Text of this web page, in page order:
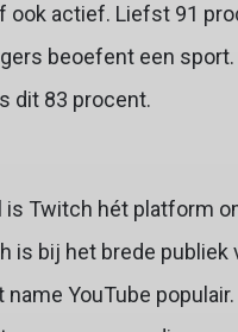
ook actief. Liefst 91
beoefent een sport.
dit 83 procent.
is Twitch hét platform
is bij het brede publiek
YouTube